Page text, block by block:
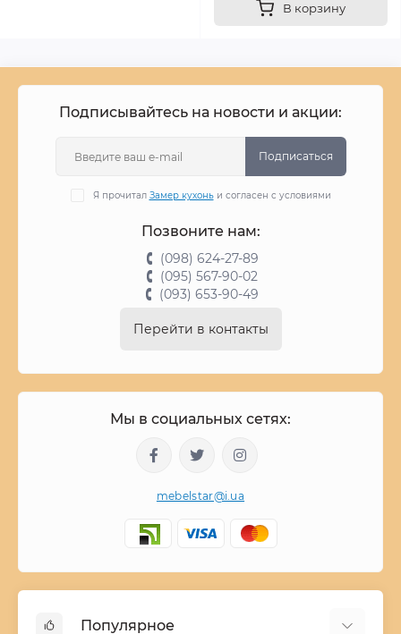
В корзину
Подписывайтесь на новости и акции:
Подписаться
Я прочитал Замер кухоньи согласен с условиями
Позвоните нам:
(098) 624-27-89
(095) 567-90-02
(093) 653-90-49
Перейти в контакты
Мы в социальных сетях:
mebelstar@i.ua
Популярное